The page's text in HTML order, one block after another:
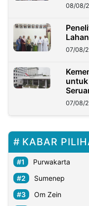
08/08/
07/08/
untuk
07/08/
KABAR
Purwakarta
Sumenep
Om Zein